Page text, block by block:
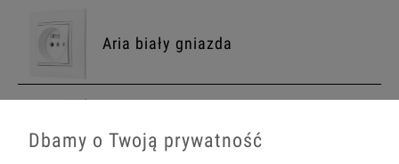
Aria biały gniazda
Aria biały ramki
Dbamy o Twoją prywatność